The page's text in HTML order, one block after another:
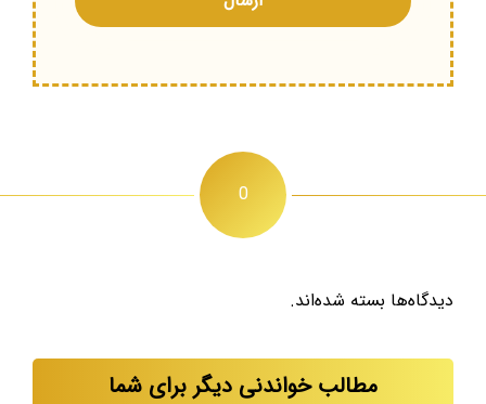
0
دیدگاه‌ها بسته شده‌اند.
مطالب خواندنی دیگر برای شما